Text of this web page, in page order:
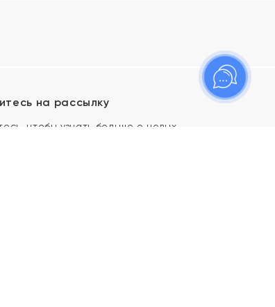
на рассылку
чтобы узнать больше о новых